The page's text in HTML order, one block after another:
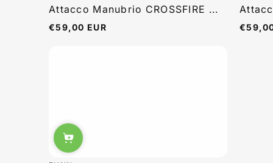
Attacco Manubrio CROSSFIRE ...
Prezzo
€59,00 EUR
Prezzo